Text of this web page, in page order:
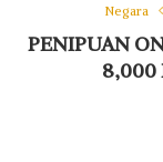
Negara
PENIPUAN
8,000